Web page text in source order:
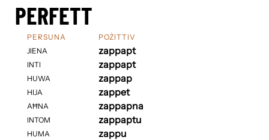
PERFETT
PERSUNA
JIENA
INTI
HUWA
HIJA
AĦNA
INTOM
HUMA
POŻITTIV
zappapt
zappapt
zappap
zappet
zappapna
zappaptu
zappu